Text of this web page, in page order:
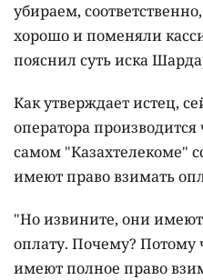
убираем,
хорошо и поменяли
пояснил суть иска
Как утверждает истец,
оператора
самом "Казахтелекоме"
имеют право взимать
"Но извините, они
оплату. Почему? Потому
имеют полное право